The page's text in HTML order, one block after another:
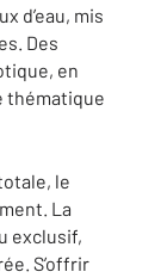
d’eau, mis
Des
en
thématique
le
La
exclusif,
S’offrir